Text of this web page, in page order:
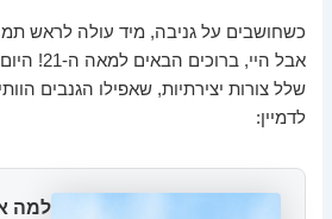
כשחושבים על גניבה, מיד עולה לראש
אבל היי,
שלל צורות יצירתיות, שאפילו הגנבים
לדמיין:
למה